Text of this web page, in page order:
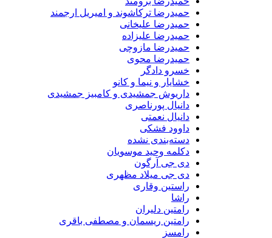
حمیدرضا ترکاشوند و امیریل ارجمند
حمیدرضا علیخانی
حمیدرضا علیزاده
حمیدرضا مازوچی
حمیدرضا محوی
خسرو دادگر
خشایار و نیما و کانو
داریوش جمشیدی و کامبیز جمشیدی
دانیال پورناصری
دانیال نعمتی
داوود فشکی
دسته‌بندی نشده
دکلمه وحید موسویان
دی جی آرگون
دی جی میلاد مظهری
راستین وقاری
رامتین دلیران
رامتین ریسمان و مصطفی باقری